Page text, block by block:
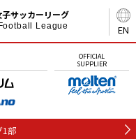
EN
サッカーリーグ
League
OFFICIAL
SUPPLIER
1部